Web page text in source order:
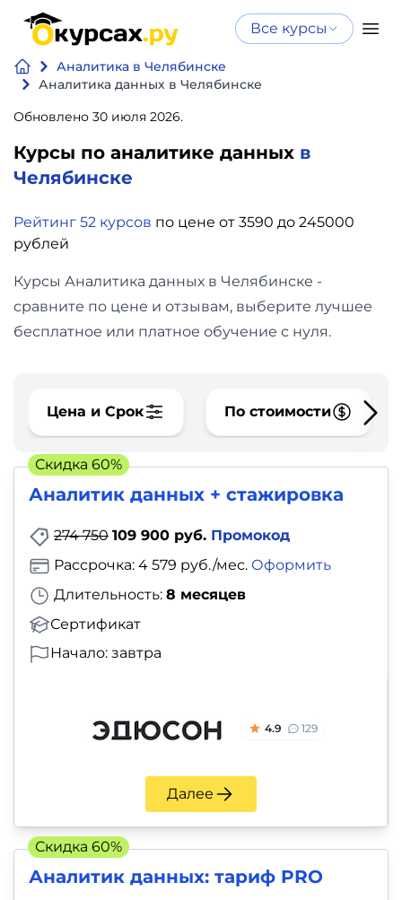
Все курсы
Аналитика в Челябинске
Аналитика данных в Челябинске
Обновлено 30 июля 2026.
Курсы по аналитике данных в
Челябинске
Рейтинг 52 курсов по цене от 3590 до 245000
рублей
Курсы Аналитика данных в Челябинске -
сравните по цене и отзывам, выберите лучшее
бесплатное или платное обучение с нуля.
Цена и Срок По стоимости
Аналитик данных + стажировка
274 750 109 900 руб. Промокод
Длительность: 8 месяцев
Сертификат
Рассрочка: 4 579 руб./мес. Оформить
Начало: завтра
4.9 129
Далее
Скидка 60%
Аналитик данных: тариф PRO
Скидка 60%
Нейросеть
и ИИ
Бизнес
финансы
Дизайн
Аналитика
фото,
аудио
Маркетинг
Иностранный
язык
Для
детей
фитнес
Психология
саморазвитие
Прочее
Нейросеть и ИИ
интеллекту